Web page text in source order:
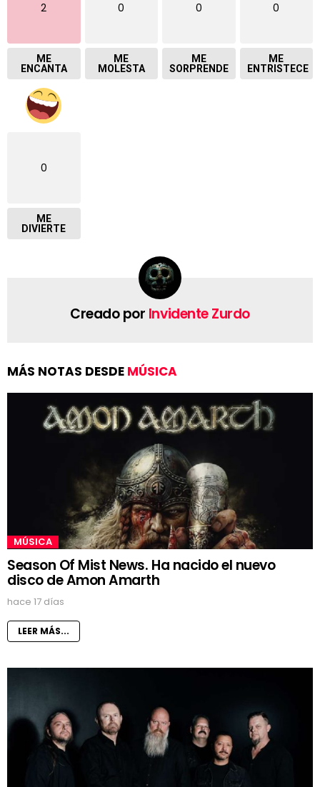
2
ME
ENCANTA
0
ME
MOLESTA
0
ME
SORPRENDE
0
ME
ENTRISTECE
0
ME
DIVIERTE
Creado por Invidente Zurdo
MÁS NOTAS DESDE MÚSICA
MÚSICA
Season Of Mist News. Ha nacido el nuevo
disco de Amon Amarth
hace 17 días
LEER MÁS...